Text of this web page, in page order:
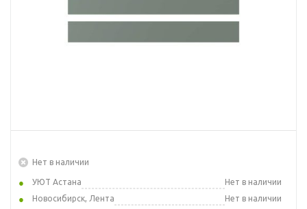
Нет в наличии
УЮТ Астана
Нет в наличии
Новосибирск, Лента
Нет в наличии